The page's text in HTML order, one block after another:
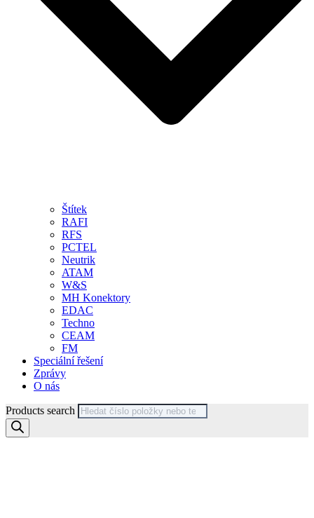
Štítek
RAFI
RFS
PCTEL
Neutrik
ATAM
W&S
MH Konektory
EDAC
Techno
CEAM
FM
Speciální řešení
Zprávy
O nás
Products search